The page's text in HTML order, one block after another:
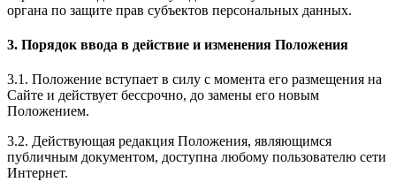
органа по защите прав субъектов персональных данных.
3. Порядок ввода в действие и изменения Положения
3.1. Положение вступает в силу с момента его размещения на
Сайте и действует бессрочно, до замены его новым
Положением.
3.2. Действующая редакция Положения, являющимся
публичным документом, доступна любому пользователю сети
Интернет.